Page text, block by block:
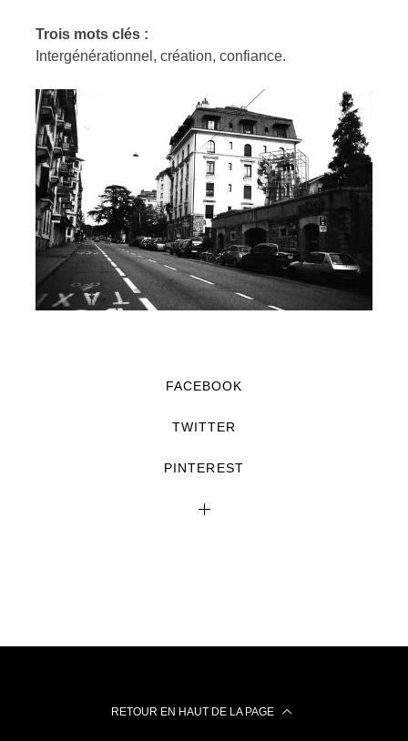
Trois mots clés :
Intergénérationnel, création, confiance.
FACEBOOK
TWITTER
PINTEREST
RETOUR EN HAUT DE LA PAGE